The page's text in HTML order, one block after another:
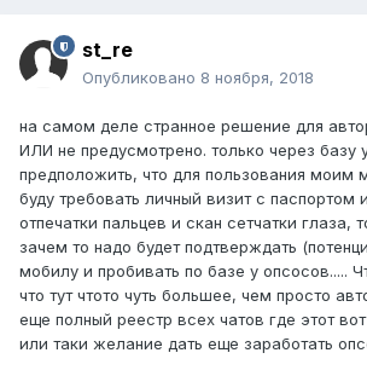
st_re
Опубликовано 8 ноября, 2018
на самом деле странное решение для
ИЛИ не предусмотрено. только через базу
предположить, что для пользования моим
буду требовать личный визит с паспортом
отпечатки пальцев и скан сетчатки глаза,
зачем то надо будет подтверждать
мобилу и пробивать по базе у опсосов.....
что тут чтото чуть большее, чем просто
еще полный реестр всех чатов где этот
или таки желание дать еще заработать